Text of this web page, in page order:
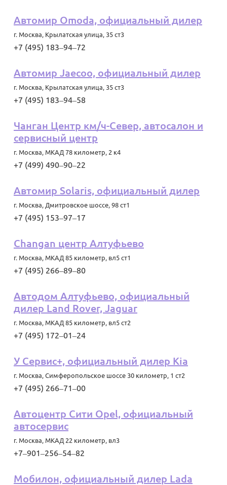
Автомир Omoda, официальный дилер
г. Москва, Крылатская улица, 35 ст3
+7 (495) 183‒94‒72
Автомир Jaecoo, официальный дилер
г. Москва, Крылатская улица, 35 ст3
+7 (495) 183‒94‒58
Чанган Центр км/ч-Север, автосалон и
сервисный центр
г. Москва, МКАД 78 километр, 2 к4
+7 (499) 490‒90‒22
Автомир Solaris, официальный дилер
г. Москва, Дмитровское шоссе, 98 ст1
+7 (495) 153‒97‒17
Changan центр Алтуфьево
г. Москва, МКАД 85 километр, вл5 ст1
+7 (495) 266‒89‒80
Автодом Алтуфьево, официальный
дилер Land Rover, Jaguar
г. Москва, МКАД 85 километр, вл5 ст2
+7 (495) 172‒01‒24
У Сервис+, официальный дилер Kia
г. Москва, Симферопольское шоссе 30 километр, 1 ст2
+7 (495) 266‒71‒00
Автоцентр Сити Opel, официальный
автосервис
г. Москва, МКАД 22 километр, вл3
+7‒901‒256‒54‒82
Мобилон, официальный дилер Lada